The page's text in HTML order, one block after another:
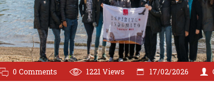
0 Comments 1221 Views 17/02/2026